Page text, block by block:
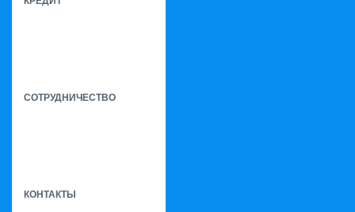
СОТРУДНИЧЕСТВО
КОНТАКТЫ